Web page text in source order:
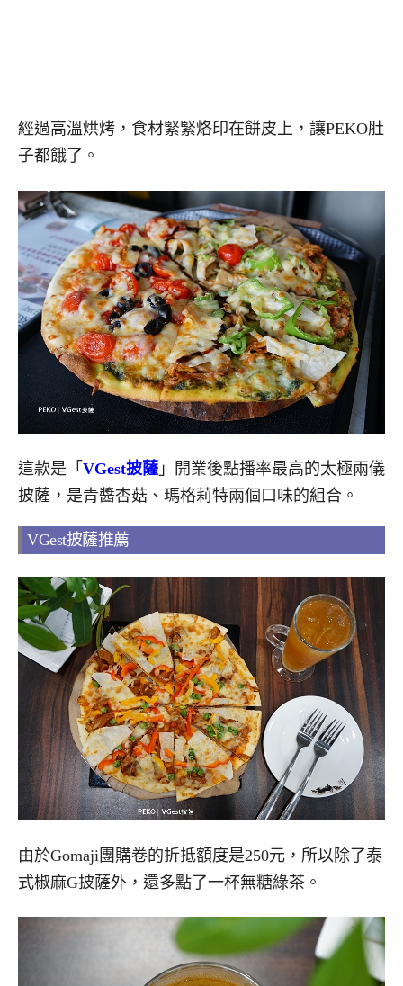
經過高溫烘烤，食材緊緊烙印在餅皮上，讓PEKO肚
子都餓了。
這款是「 VGest披薩 」開業後點播率最高的太極兩儀
披薩，是青醬杏菇、瑪格莉特兩個口味的組合。
VGest披薩推薦
由於Gomaji團購卷的折抵額度是250元，所以除了泰
式椒麻G披薩外，還多點了一杯無糖綠茶。